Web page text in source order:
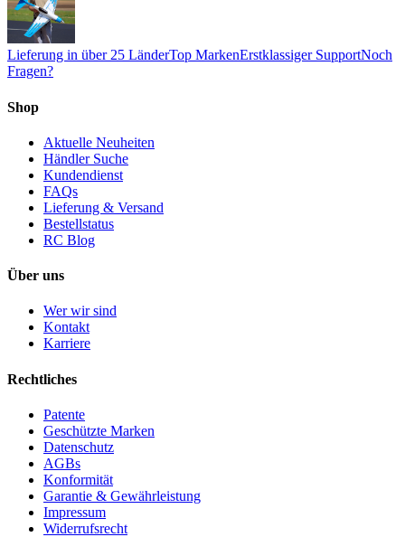
Lieferung in über 25 LänderTop MarkenErstklassiger SupportNoch
Fragen?
Shop
Aktuelle Neuheiten
Händler Suche
Kundendienst
FAQs
Lieferung & Versand
Bestellstatus
RC Blog
Über uns
Wer wir sind
Kontakt
Karriere
Rechtliches
Patente
Geschützte Marken
Datenschutz
AGBs
Konformität
Garantie & Gewährleistung
Impressum
Widerrufsrecht